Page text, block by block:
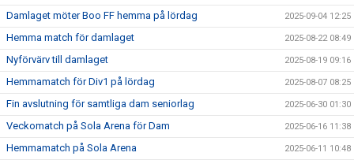
Damlaget möter Boo FF hemma på lördag 2025-09-04 12:25
Hemma match för damlaget 2025-08-22 08:49
Nyförvärv till damlaget 2025-08-19 09:16
Hemmamatch för Div1 på lördag 2025-08-07 08:25
Fin avslutning för samtliga dam seniorlag 2025-06-30 01:30
Veckomatch på Sola Arena för Dam 2025-06-16 11:38
Hemmamatch på Sola Arena 2025-06-11 10:48